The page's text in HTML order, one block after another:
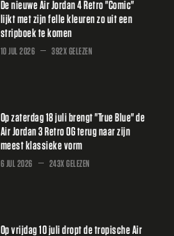
De nieuwe Air Jordan 4 Retro "Comic"
lijkt met zijn felle kleuren zo uit een
stripboek te komen
10 JUL 2026 392X GELEZEN
Op zaterdag 18 juli brengt "True Blue" de
Air Jordan 3 Retro OG terug naar zijn
meest klassieke vorm
6 JUL 2026 243X GELEZEN
Op vrijdag 10 juli dropt de tropische Air